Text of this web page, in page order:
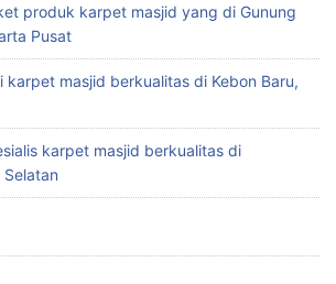
produk karpet masjid yang di Gunung
Pusat
masjid berkualitas di Kebon Baru,
karpet masjid berkualitas di